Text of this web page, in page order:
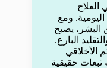
العلاج
ومع
البشر، يصبح
البارع.
الأخلاقي
تبعات حقيقية